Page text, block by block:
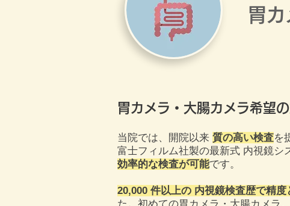
胃カ
胃カメラ・大腸カメラ希望
当院では、開院以来 質の高い検査を
富士フィルム社製の最新式 内視鏡シ
効率的な検査が可能です。
20,000 件以上の 内視鏡検査歴で精度